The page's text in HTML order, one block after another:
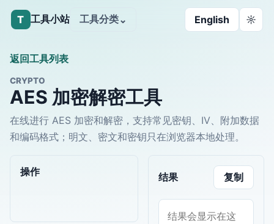
T 工具小站 工具分类⌄ English ☼
返回工具列表
CRYPTO
AES 加密解密工具
在线进行 AES 加密和解密，支持常见密钥、IV、附加数据
和编码格式；明文、密文和密钥只在浏览器本地处理。
操作 结果 复制